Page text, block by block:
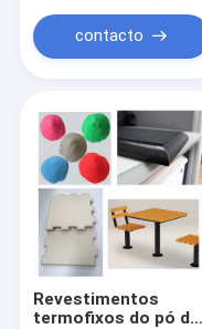
contacto
Revestimentos
termofixos do pó do